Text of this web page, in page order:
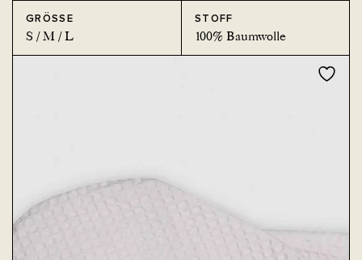
GRÖSSE
S / M / L
STOFF
100% Baumwolle